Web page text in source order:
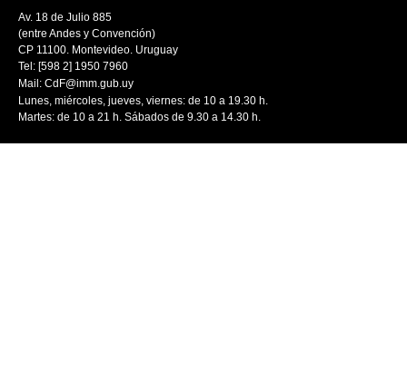
Av. 18 de Julio 885
(entre Andes y Convención)
CP 11100. Montevideo. Uruguay
Tel: [598 2] 1950 7960
Mail: CdF@imm.gub.uy
Lunes, miércoles, jueves, viernes: de 10 a 19.30 h.
Martes: de 10 a 21 h. Sábados de 9.30 a 14.30 h.